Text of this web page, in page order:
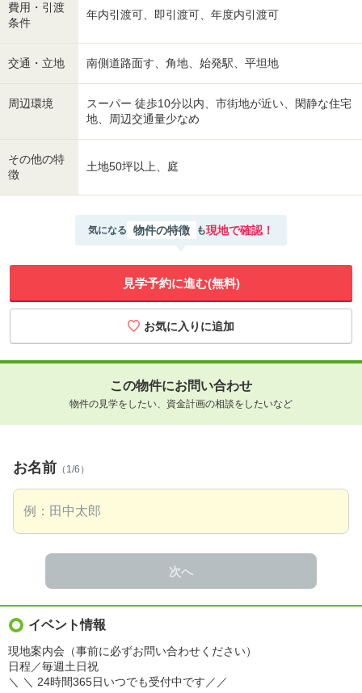
費用・引渡
条件
年内引渡可、即引渡可、年度内引渡可
交通・立地 南側道路面す、角地、始発駅、平坦地
周辺環境
スーパー 徒歩10分以内、市街地が近い、閑静な住宅
地、周辺交通量少なめ
その他の特
徴
土地50坪以上、庭
気になる 物件の特徴 も現地で確認！
見学予約に進む(無料)
この物件にお問い合わせ
物件の見学をしたい、資金計画の相談をしたいなど
お名前 （1/6）
次へ
イベント情報
現地案内会（事前に必ずお問い合わせください）
日程／毎週土日祝
＼ ＼ 24時間365日いつでも受付中です／／